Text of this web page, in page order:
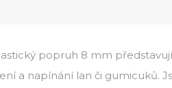
popruh 8 mm
a napínání lan či gumicuků.